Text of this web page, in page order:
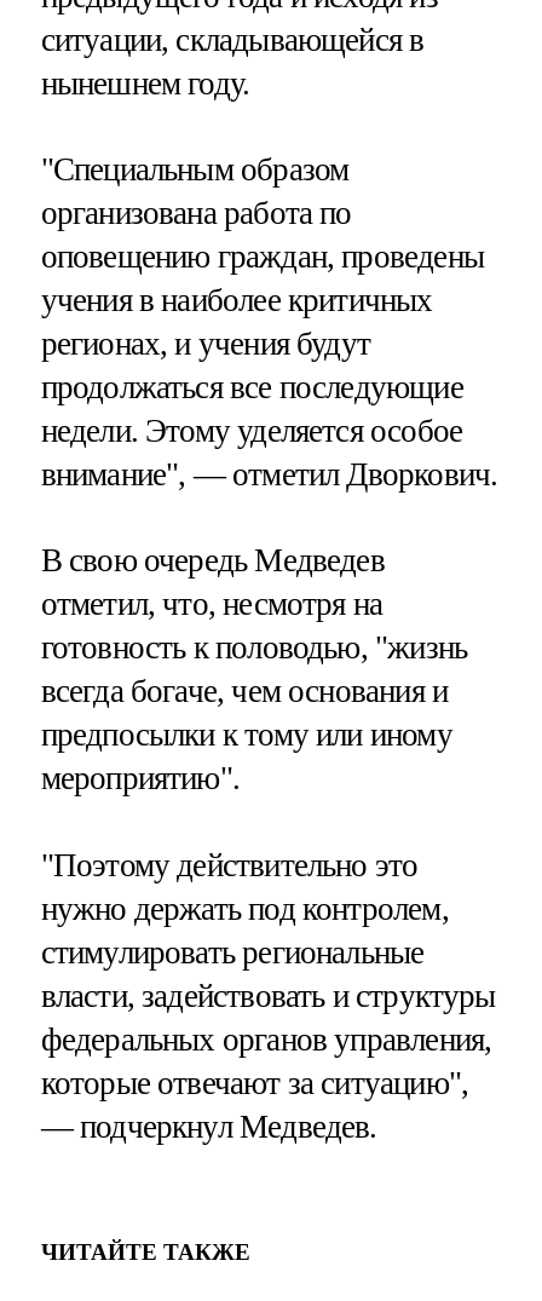
ситуации, складывающейся в
нынешнем году.
"Специальным образом
организована работа по
оповещению граждан, проведены
учения в наиболее критичных
регионах, и учения будут
продолжаться все последующие
недели. Этому уделяется особое
внимание", — отметил Дворкович.
В свою очередь Медведев
отметил, что, несмотря на
готовность к половодью, "жизнь
всегда богаче, чем основания и
предпосылки к тому или иному
мероприятию".
"Поэтому действительно это
нужно держать под контролем,
стимулировать региональные
власти, задействовать и структуры
федеральных органов управления,
которые отвечают за ситуацию",
— подчеркнул Медведев.
ЧИТАЙТЕ ТАКЖЕ